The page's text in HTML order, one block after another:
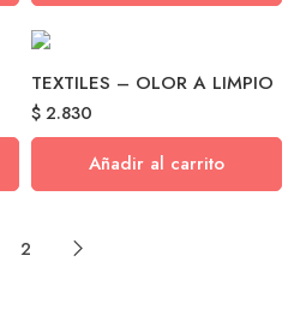
TEXTILES – OLOR A LIMPIO
$2.830
Añadir al carrito
2